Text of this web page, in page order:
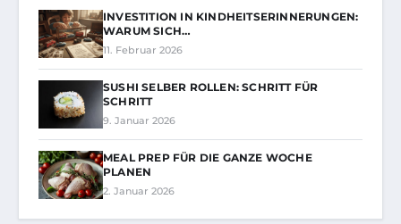
INVESTITION IN KINDHEITSERINNERUNGEN:
WARUM SICH…
11. Februar 2026
SUSHI SELBER ROLLEN: SCHRITT FÜR
SCHRITT
9. Januar 2026
MEAL PREP FÜR DIE GANZE WOCHE
PLANEN
2. Januar 2026